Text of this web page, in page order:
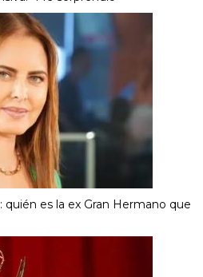
quién es la ex Gran Hermano que